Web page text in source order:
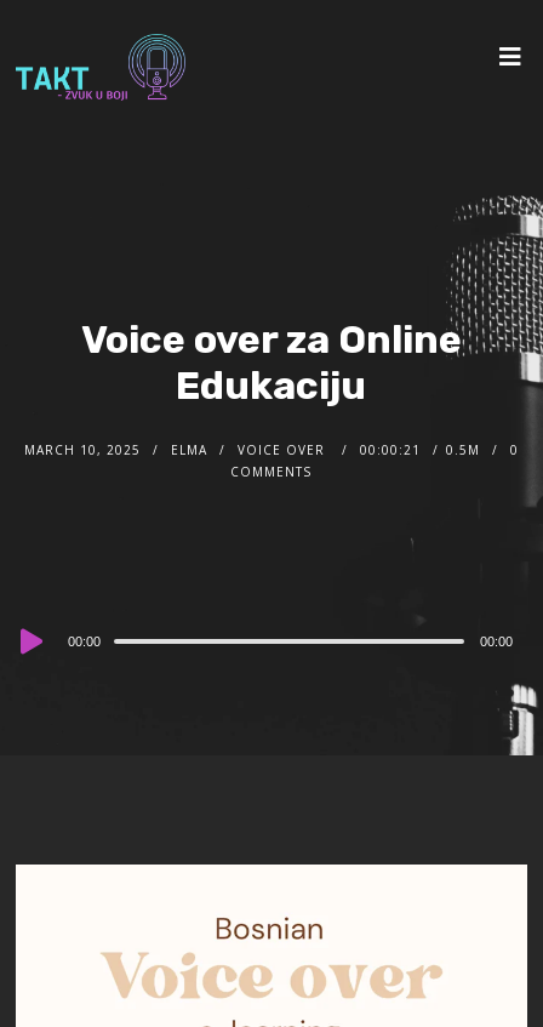
Voice over za Online
Edukaciju
MARCH 10, 2025 ELMA VOICE OVER 00:00:21 0.5M
0
COMMENTS
Audio
00:00 00:00